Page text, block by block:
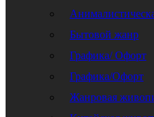
Бытовой жанр
Графика/ Офорт
Графика/Офорт
Жанровая